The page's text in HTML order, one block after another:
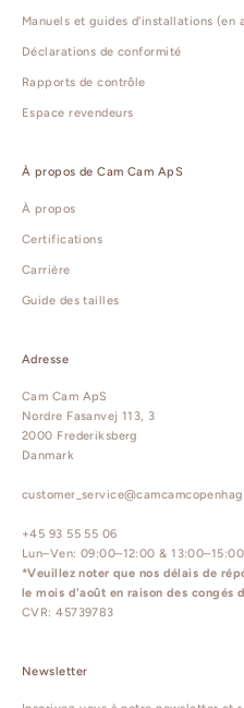
Manuels et guides d'installations (en
Déclarations de conformité
Rapports de contrôle
Espace revendeurs
À propos de Cam Cam ApS
À propos
Certifications
Carrière
Guide des tailles
Adresse
Cam Cam ApS
Nordre Fasanvej 113, 3
2000 Frederiksberg
Danmark
+45 93 55 55 06
Lun–Ven: 09:00–12:00 & 13:00–15:00
*Veuillez noter que nos délais de
le mois d'août en raison des congés
CVR: 45739783
Newsletter